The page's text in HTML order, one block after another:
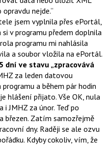
nejde.
jsem vyplnila přes ePortál,
v programu předem doplnila
programu mi nahlásila
a soubor vložila na ePortál.
dní ve stavu „zpracovává
za leden datovou
a během pár hodin
hlášení přijato. Vše OK, nula
i JMHZ za únor. Teď po
březen. Zatím samozřejmě
dny. Raději se ale ozvu
Kdyby cokoliv, vím, že